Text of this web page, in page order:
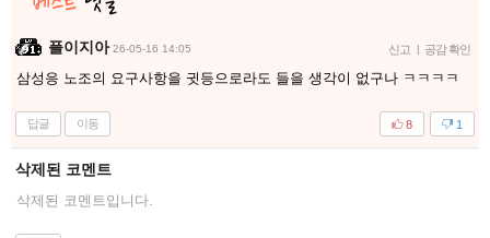
플이지아 26-05-16 14:05 신고 | 공감 확인
삼성응 노조의 요구사항을 귓등으로라도 들을 생각이 없구나 ㅋㅋㅋㅋ
답글 이동 1
8
삭제된 코멘트
삭제된 코멘트입니다.